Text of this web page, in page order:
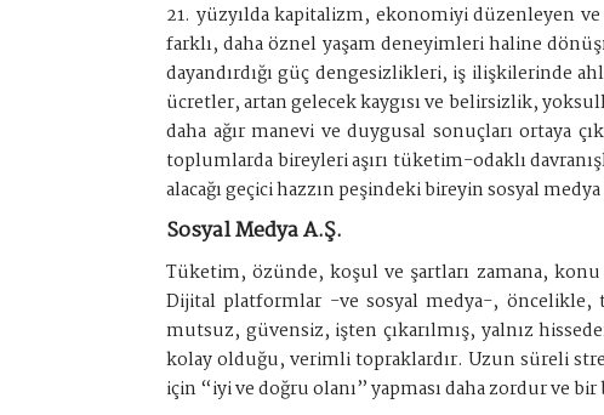
21. yüzyılda kapitalizm, ekonomiyi düzenleyen
farklı, daha öznel yaşam deneyimleri haline
dayandırdığı güç dengesizlikleri, iş ilişkilerinde
ücretler, artan gelecek kaygısı ve belirsizlik,
daha ağır manevi ve duygusal sonuçları ortaya
toplumlarda bireyleri aşırı tüketim-odaklı
alacağı geçici hazzın peşindeki bireyin sosyal
Sosyal Medya A.Ş.
Tüketim, özünde, koşul ve şartları zamana,
Dijital platformlar -ve sosyal medya-, öncelikle,
mutsuz, güvensiz, işten çıkarılmış, yalnız
kolay olduğu, verimli topraklardır. Uzun süreli
için “iyi ve doğru olanı” yapması daha zordur ve